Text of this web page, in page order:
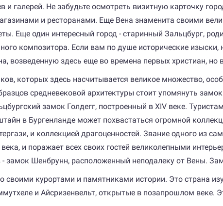
и галерей. Не забудьте осмотреть визитную карточку
и ресторанами. Еще Вена знаменита своими
Еще один интересный город - старинный Зальцбург,
композитора. Если вам по душе исторические
возведенную здесь еще во времена первых христиан,
которых здесь насчитывается великое множество,
средневековой архитектуры стоит упомянуть
замок Голдегг, построенный в XIV веке.
в Бургенланде может похвастаться огромной
и коллекцией драгоценностей. Звание одного из
и поражает всех своих гостей великолепными
- замок Шенбрунн, расположенный неподалеку от Вены.
своими курортами и памятниками истории. Это страна
и Айсризенвельт, открытые в позапрошлом веке.